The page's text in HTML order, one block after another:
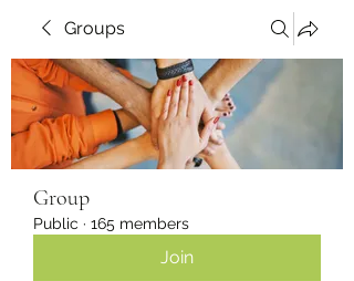
Groups
Group
Public · 165 members
Join